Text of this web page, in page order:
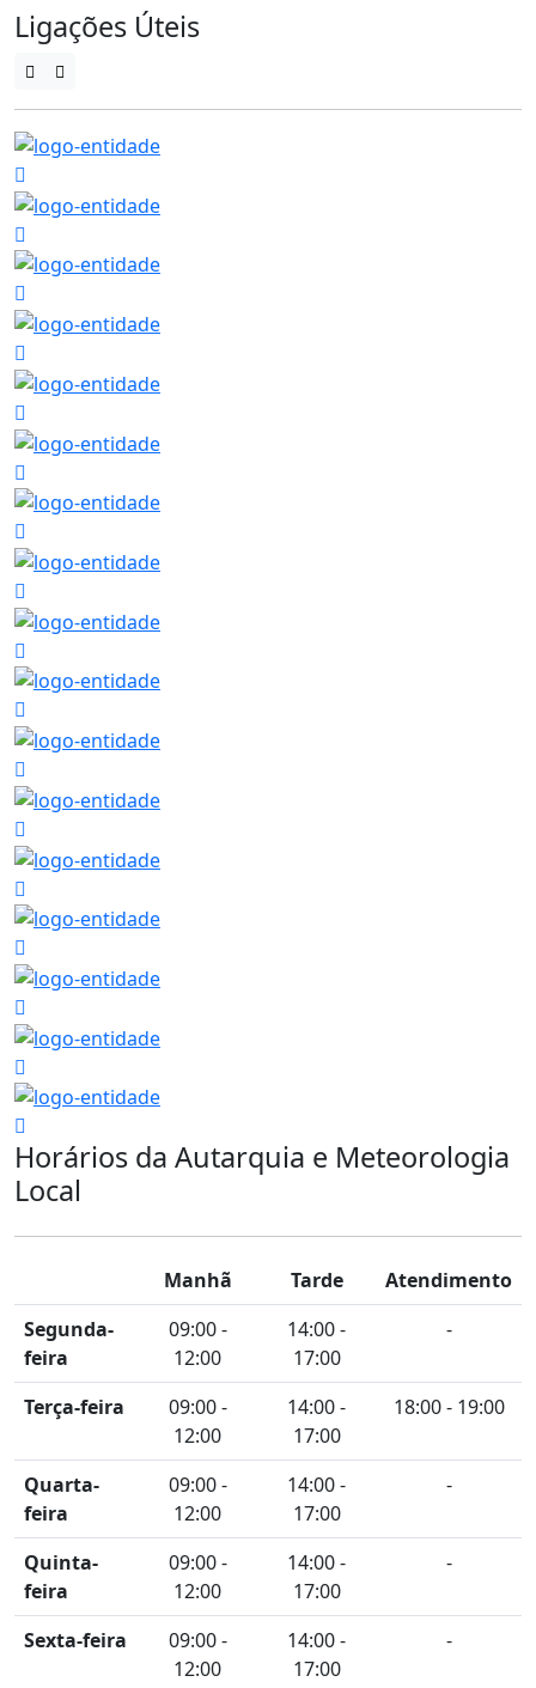
Ligações Úteis
Horários da Autarquia e Meteorologia
Local
Manhã Tarde
Atendimento
Segunda-
feira
09:00 -
12:00
14:00 -
17:00
-
Terça-feira
09:00 -
12:00
14:00 -
17:00
18:00 - 19:00
Quarta-
feira
09:00 -
12:00
14:00 -
17:00
-
Quinta-
feira
09:00 -
12:00
14:00 -
17:00
-
Sexta-feira
09:00 -
12:00
14:00 -
17:00
-